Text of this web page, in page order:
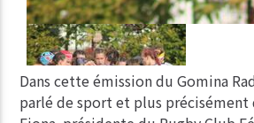
Dans cette émission du Gomina
parlé de sport et plus précisément